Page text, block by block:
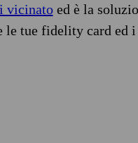
vicinatoed è la
tue fidelity card ed